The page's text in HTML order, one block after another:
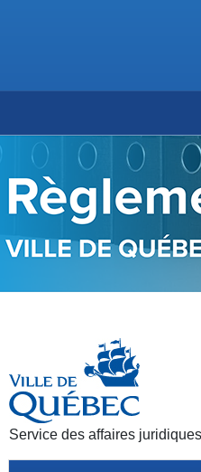
Service des affaires juridiques